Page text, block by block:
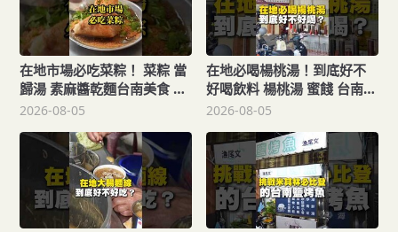
在地市場必吃菜粽！ 菜粽 當
歸湯 素麻醬乾麵台南美食 西
港美食 街頭小吃 美食 美食推
taiwanfood streetfood
2026-08-05
在地必喝楊桃湯！到底好不
好喝飲料 楊桃湯 蜜餞 台南美
食 美食 美食推薦 旅遊 fyp
streetfood
2026-08-05